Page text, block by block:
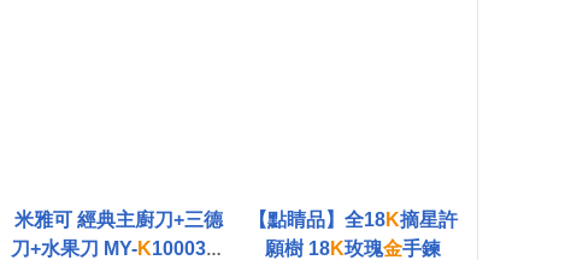
米雅可 經典主廚刀+三德
刀+水果刀 MY-K100030+
【點睛品】全18K摘星許
願樹 18K玫瑰金手鍊